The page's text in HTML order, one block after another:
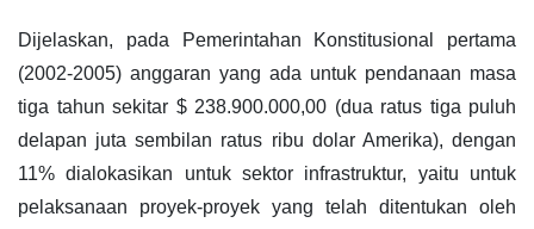
Dijelaskan, pada Pemerintahan Konstitusional pertama
(2002-2005) anggaran yang ada untuk pendanaan masa
tiga tahun sekitar $ 238.900.000,00 (dua ratus tiga puluh
delapan juta sembilan ratus ribu dolar Amerika), dengan
11% dialokasikan untuk sektor infrastruktur, yaitu untuk
pelaksanaan proyek-proyek yang telah ditentukan oleh